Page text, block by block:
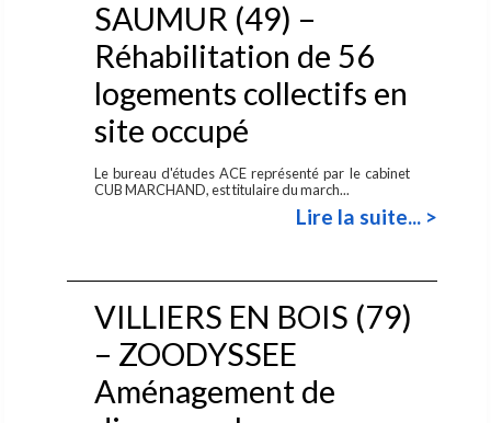
SAUMUR (49) –
Réhabilitation de 56
logements collectifs en
site occupé
Le bureau d'études ACE représenté par le cabinet
CUB MARCHAND, est titulaire du march...
Lire la suite... >
VILLIERS EN BOIS (79)
– ZOODYSSEE
Aménagement de